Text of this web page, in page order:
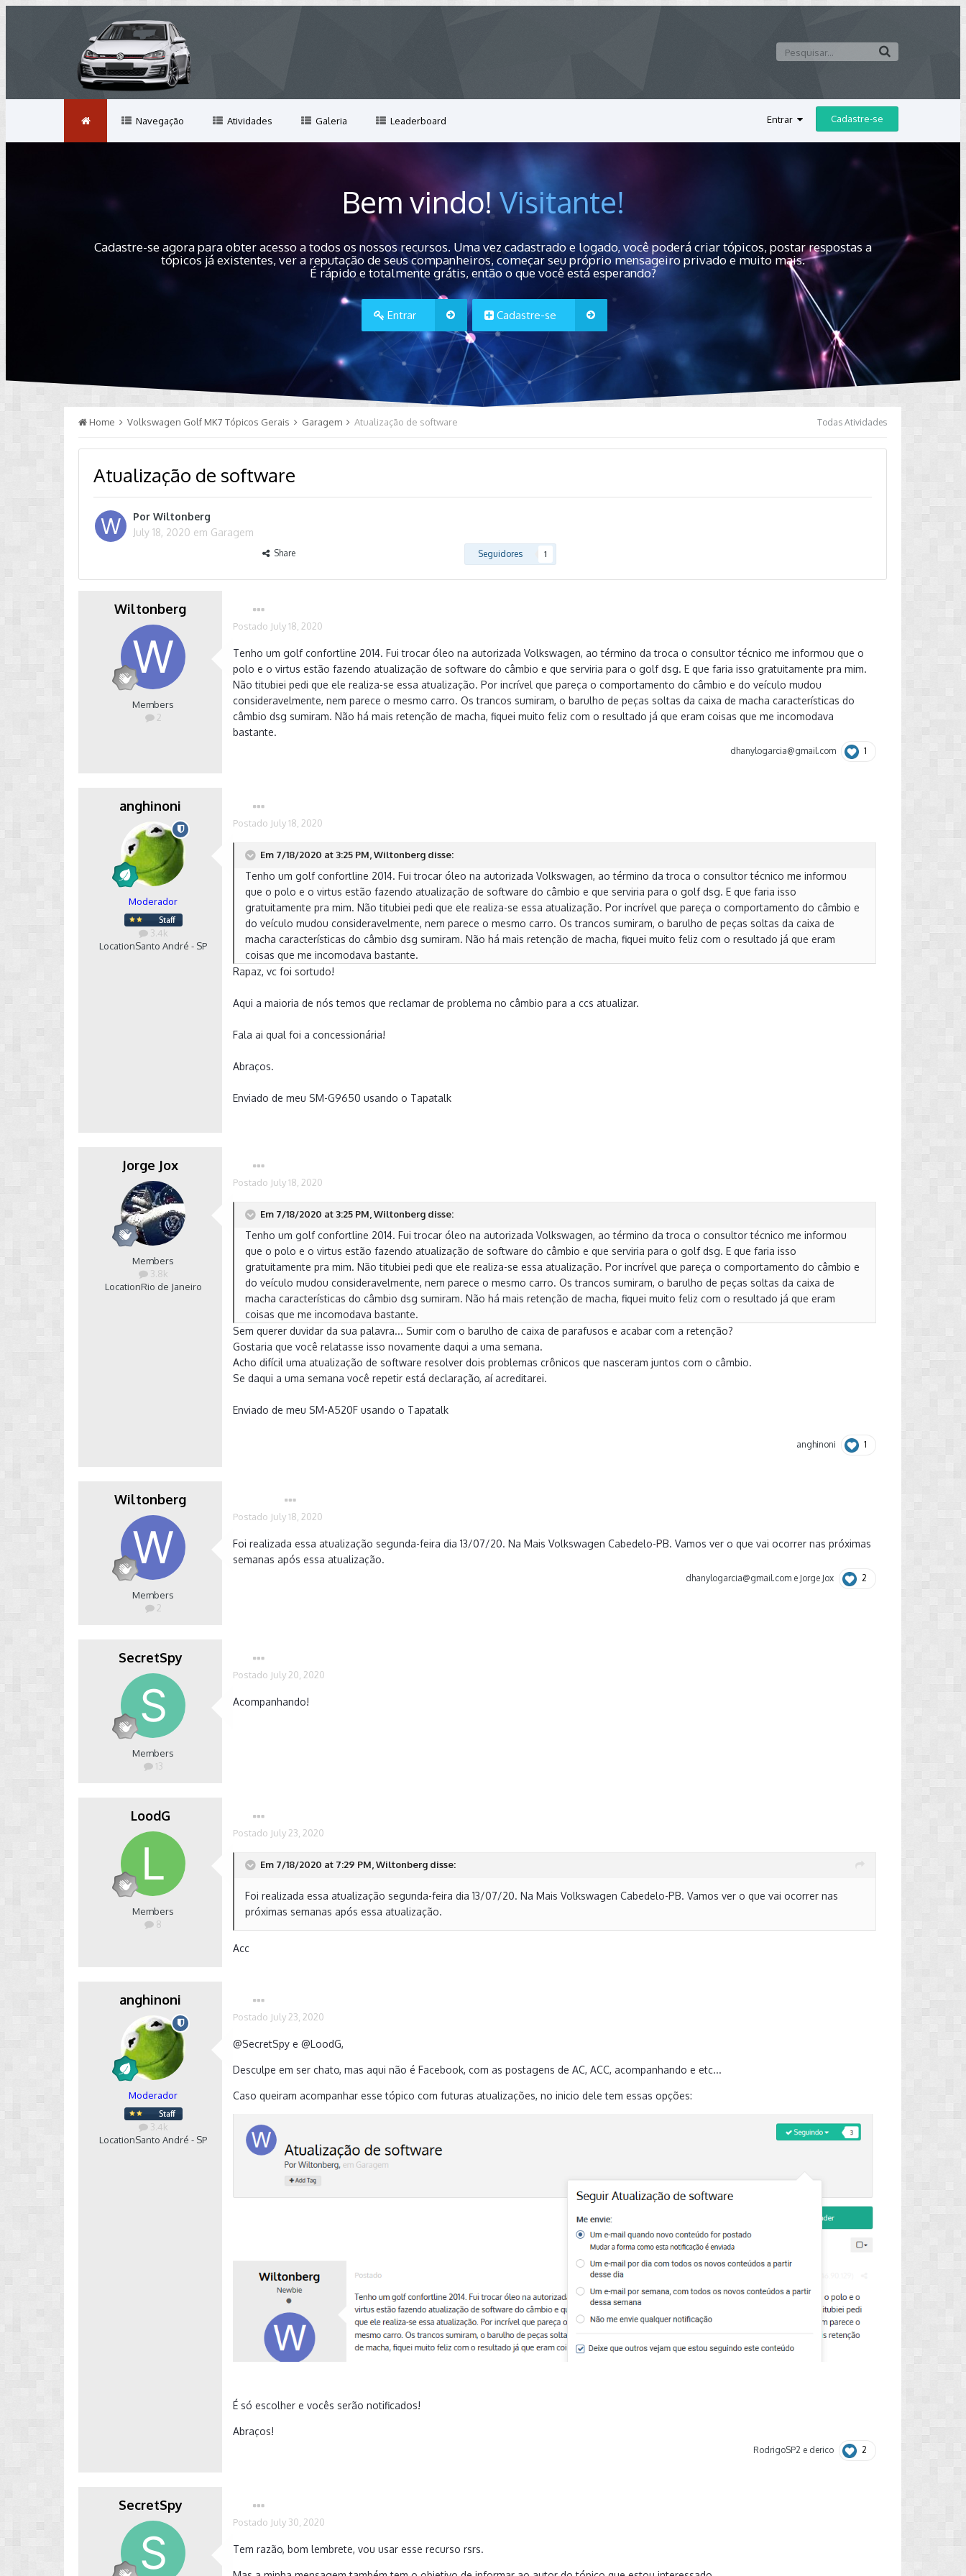
Entrar Cadastre-se
Navegação Atividades Galeria Leaderboard
Bem vindo!Visitante!
Cadastre-se agora para obter acesso a todos os nossos recursos. Uma vez cadastrado e logado, você poderá criar tópicos, postar respostas a
tópicos já existentes, ver a reputação de seus companheiros, começar seu próprio mensageiro privado e muito mais.
É rápido e totalmente grátis, então o que você está esperando?
Entrar Cadastre-se
Todas Atividades
Home Volkswagen Golf MK7 Tópicos Gerais Garagem Atualização de software
Atualização de software
PorWiltonberg
July 18, 2020 em Garagem
Share Seguidores 1
Wiltonberg
Members
2
Postado July 18, 2020
Tenho um golf confortline 2014. Fui trocar óleo na autorizada Volkswagen, ao término da troca o consultor técnico me informou que o
polo e o virtus estão fazendo atualização de software do câmbio e que serviria para o golf dsg. E que faria isso gratuitamente pra mim.
Não titubiei pedi que ele realiza-se essa atualização. Por incrível que pareça o comportamento do câmbio e do veículo mudou
consideravelmente, nem parece o mesmo carro. Os trancos sumiram, o barulho de peças soltas da caixa de macha características do
câmbio dsg sumiram. Não há mais retenção de macha, fiquei muito feliz com o resultado já que eram coisas que me incomodava
bastante.
dhanylogarcia@gmail.com 1
anghinoni
Moderador
3.4k
LocationSanto André - SP
Postado July 18, 2020
Em 7/18/2020 at 3:25 PM, Wiltonberg disse:
Tenho um golf confortline 2014. Fui trocar óleo na autorizada Volkswagen, ao término da troca o consultor técnico me informou
que o polo e o virtus estão fazendo atualização de software do câmbio e que serviria para o golf dsg. E que faria isso
gratuitamente pra mim. Não titubiei pedi que ele realiza-se essa atualização. Por incrível que pareça o comportamento do câmbio e
do veículo mudou consideravelmente, nem parece o mesmo carro. Os trancos sumiram, o barulho de peças soltas da caixa de
macha características do câmbio dsg sumiram. Não há mais retenção de macha, fiquei muito feliz com o resultado já que eram
coisas que me incomodava bastante.
Rapaz, vc foi sortudo!
Aqui a maioria de nós temos que reclamar de problema no câmbio para a ccs atualizar.
Fala ai qual foi a concessionária!
Abraços.
Enviado de meu SM-G9650 usando o Tapatalk
Jorge Jox
Members
3.8k
LocationRio de Janeiro
Postado July 18, 2020
Em 7/18/2020 at 3:25 PM, Wiltonberg disse:
Tenho um golf confortline 2014. Fui trocar óleo na autorizada Volkswagen, ao término da troca o consultor técnico me informou
que o polo e o virtus estão fazendo atualização de software do câmbio e que serviria para o golf dsg. E que faria isso
gratuitamente pra mim. Não titubiei pedi que ele realiza-se essa atualização. Por incrível que pareça o comportamento do câmbio e
do veículo mudou consideravelmente, nem parece o mesmo carro. Os trancos sumiram, o barulho de peças soltas da caixa de
macha características do câmbio dsg sumiram. Não há mais retenção de macha, fiquei muito feliz com o resultado já que eram
coisas que me incomodava bastante.
Sem querer duvidar da sua palavra... Sumir com o barulho de caixa de parafusos e acabar com a retenção?
Gostaria que você relatasse isso novamente daqui a uma semana.
Acho difícil uma atualização de software resolver dois problemas crônicos que nasceram juntos com o câmbio.
Se daqui a uma semana você repetir está declaração, aí acreditarei.
Enviado de meu SM-A520F usando o Tapatalk
anghinoni 1
Wiltonberg
Members
2
Postado July 18, 2020
Foi realizada essa atualização segunda-feira dia 13/07/20. Na Mais Volkswagen Cabedelo-PB. Vamos ver o que vai ocorrer nas próximas
semanas após essa atualização.
dhanylogarcia@gmail.com e Jorge Jox 2
SecretSpy
Members
13
Postado July 20, 2020
Acompanhando!
LoodG
Members
8
Postado July 23, 2020
Em 7/18/2020 at 7:29 PM, Wiltonberg disse:
Foi realizada essa atualização segunda-feira dia 13/07/20. Na Mais Volkswagen Cabedelo-PB. Vamos ver o que vai ocorrer nas
próximas semanas após essa atualização.
Acc
anghinoni
Moderador
3.4k
LocationSanto André - SP
Postado July 23, 2020
@SecretSpy e@LoodG,
Desculpe em ser chato, mas aqui não é Facebook, com as postagens de AC, ACC, acompanhando e etc...
Caso queiram acompanhar esse tópico com futuras atualizações, no inicio dele tem essas opções:
É só escolher e vocês serão notificados!
Abraços!
RodrigoSP2 e derico 2
SecretSpy
Postado July 30, 2020
Tem razão, bom lembrete, vou usar esse recurso rsrs.